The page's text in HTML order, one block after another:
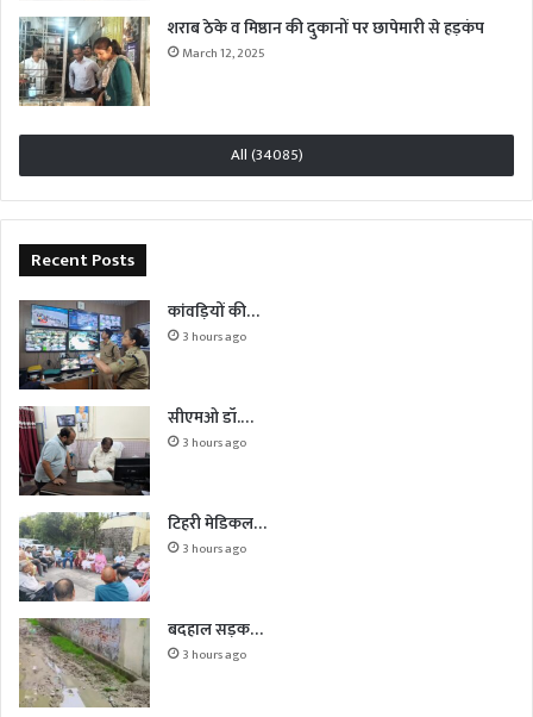
शराब ठेके व मिष्ठान की दुकानों पर छापेमारी से हड़कंप
March 12, 2025
All (34085)
Recent Posts
कांवड़ियों की…
3 hours ago
सीएमओ डॉ.…
3 hours ago
टिहरी मेडिकल…
3 hours ago
बदहाल सड़क…
3 hours ago